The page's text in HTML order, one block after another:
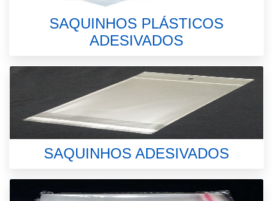
SAQUINHOS PLÁSTICOS
ADESIVADOS
SAQUINHOS ADESIVADOS